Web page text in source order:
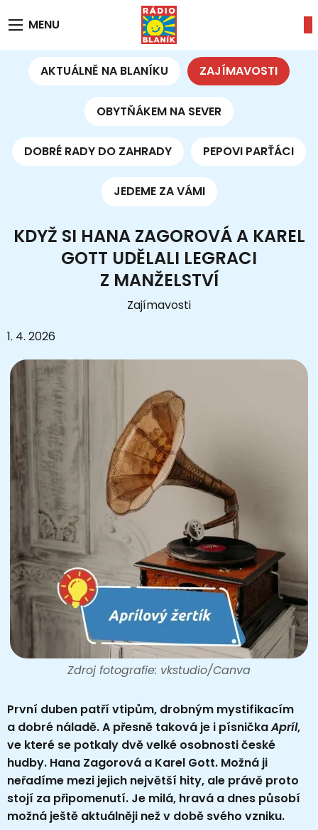
MENU
AKTUÁLNĚ NA BLANÍKU ZAJÍMAVOSTI
OBYTŇÁKEM NA SEVER
DOBRÉ RADY DO ZAHRADY PEPOVI PARŤÁCI
JEDEME ZA VÁMI
KDYŽ SI HANA ZAGOROVÁ A KAREL
GOTT UDĚLALI LEGRACI
Z MANŽELSTVÍ
Zajímavosti
1. 4. 2026
Zdroj fotografie: vkstudio/Canva
První duben patří vtipům, drobným mystifikacím
a dobré náladě. A přesně taková je i písničkaApríl,
ve které se potkaly dvě velké osobnosti české
hudby. Hana Zagorová a Karel Gott. Možná ji
neřadíme mezi jejich největší hity, ale právě proto
stojí za připomenutí. Je milá, hravá a dnes působí
možná ještě aktuálněji než v době svého vzniku.